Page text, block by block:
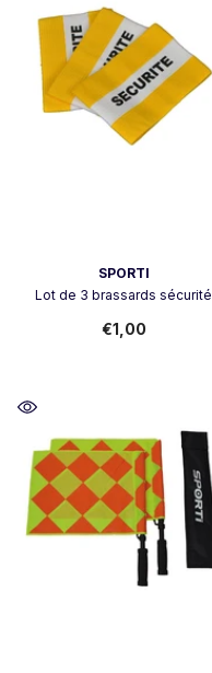
SPORTI
Lot de 3 brassards sécurité
€1,00